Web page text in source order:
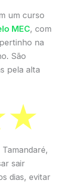
um curso
MEC, com
na
São
pela alta
sair
dias, evitar